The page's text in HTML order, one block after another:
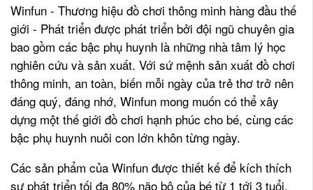
Winfun - Thương hiệu đồ chơi thông minh hàng đầu thế
giới - Phát triển được phát triển bởi đội ngũ chuyên gia
bao gồm các bậc phụ huynh là những nhà tâm lý học
nghiên cứu và sản xuất. Với sứ mệnh sản xuất đồ chơi
thông minh, an toàn, biến mỗi ngày của trẻ thơ trở nên
đáng quý, đáng nhớ, Winfun mong muốn có thể xây
dựng một thế giới đồ chơi hạnh phúc cho bé, cùng các
bậc phụ huynh nuôi con lớn khôn từng ngày.
Các sản phẩm của Winfun được thiết kế để kích thích
sự phát triển tối đa 80% não bộ của bé từ 1 tới 3 tuổi,